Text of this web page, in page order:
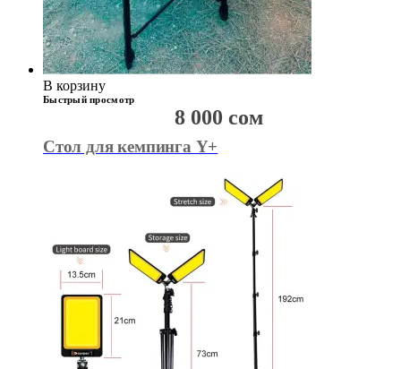
В корзину
Быстрый просмотр
Стол для кемпинга Y+
8 000 сом